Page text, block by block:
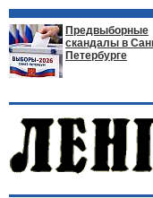
Предвыборные
скандалы в
Петербурге